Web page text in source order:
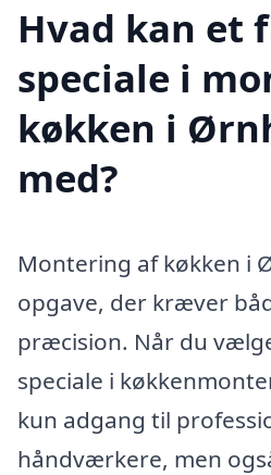
Hvad kan et
speciale i
køkken i
med?
Montering af køkken i
opgave, der kræver
præcision. Når du
speciale i
kun adgang til
håndværkere, men